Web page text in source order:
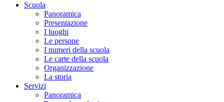
Scuola
Panoramica
Presentazione
I luoghi
Le persone
I numeri della scuola
Le carte della scuola
Organizzazione
La storia
Servizi
Panoramica